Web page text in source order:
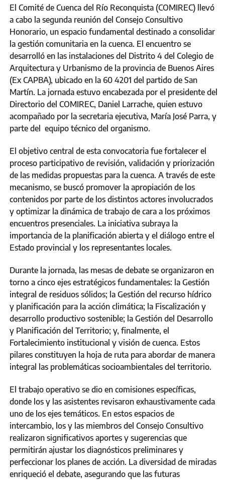
El Comité de Cuenca del Río Reconquista (COMIREC) llevó
a cabo la segunda reunión del Consejo Consultivo
Honorario, un espacio fundamental destinado a consolidar
la gestión comunitaria en la cuenca. El encuentro se
desarrolló en las instalaciones del Distrito 4 del Colegio de
Arquitectura y Urbanismo de la provincia de Buenos Aires
(Ex CAPBA), ubicado en la 60 4201 del partido de San
Martín. La jornada estuvo encabezada por el presidente del
Directorio del COMIREC, Daniel Larrache, quien estuvo
acompañado por la secretaria ejecutiva, María José Parra, y
parte del equipo técnico del organismo.
El objetivo central de esta convocatoria fue fortalecer el
proceso participativo de revisión, validación y priorización
de las medidas propuestas para la cuenca. A través de este
mecanismo, se buscó promover la apropiación de los
contenidos por parte de los distintos actores involucrados
y optimizar la dinámica de trabajo de cara a los próximos
encuentros presenciales. La iniciativa subraya la
importancia de la planificación abierta y el diálogo entre el
Estado provincial y los representantes locales.
Durante la jornada, las mesas de debate se organizaron en
torno a cinco ejes estratégicos fundamentales: la Gestión
integral de residuos sólidos; la Gestión del recurso hídrico
y planificación para la acción climática; la Fiscalización y
desarrollo productivo sostenible; la Gestión del Desarrollo
y Planificación del Territorio; y, finalmente, el
Fortalecimiento institucional y visión de cuenca. Estos
pilares constituyen la hoja de ruta para abordar de manera
integral las problemáticas socioambientales del territorio.
El trabajo operativo se dio en comisiones específicas,
donde los y las asistentes revisaron exhaustivamente cada
uno de los ejes temáticos. En estos espacios de
intercambio, los y las miembros del Consejo Consultivo
realizaron significativos aportes y sugerencias que
permitirán ajustar los diagnósticos preliminares y
perfeccionar los planes de acción. La diversidad de miradas
enriqueció el debate, asegurando que las futuras